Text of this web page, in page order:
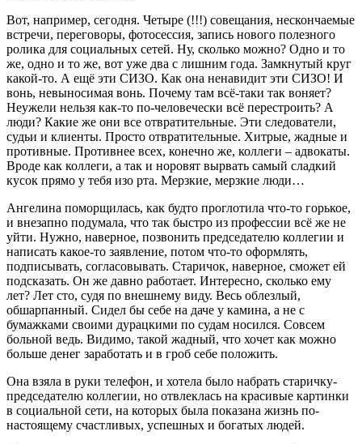
Вот, например, сегодня. Четыре (!!!) совещания, нескончаемые
встречи, переговоры, фотосессия, запись нового полезного
ролика для социальных сетей. Ну, сколько можно? Одно и то
же, одно и то же, вот уже два с лишним года. Замкнутый круг
какой-то. А ещё эти СИЗО. Как она ненавидит эти СИЗО! И
вонь, невыносимая вонь. Почему там всё-таки так воняет?
Неужели нельзя как-то по-человечески всё перестроить? А
люди? Какие же они все отвратительные. Эти следователи,
судьи и клиенты. Просто отвратительные. Хитрые, жадные и
противные. Противнее всех, конечно же, коллеги – адвокаты.
Вроде как коллеги, а так и норовят вырвать самый сладкий
кусок прямо у тебя изо рта. Мерзкие, мерзкие люди…
Ангелина поморщилась, как будто проглотила что-то горькое,
и внезапно подумала, что так быстро из профессии всё же не
уйти. Нужно, наверное, позвонить председателю коллегии и
написать какое-то заявление, потом что-то оформлять,
подписывать, согласовывать. Старичок, наверное, сможет ей
подсказать. Он же давно работает. Интересно, сколько ему
лет? Лет сто, судя по внешнему виду. Весь облезлый,
обшарпанный. Сидел бы себе на даче у камина, а не с
бумажками своими дурацкими по судам носился. Совсем
больной ведь. Видимо, такой жадный, что хочет как можно
больше денег заработать и в гроб себе положить.
Она взяла в руки телефон, и хотела было набрать старичку-
председателю коллегии, но отвлеклась на красивые картинки
в социальной сети, на которых была показана жизнь по-
настоящему счастливых, успешных и богатых людей.